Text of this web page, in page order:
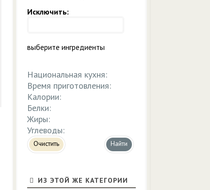
Исключить:
выберите ингредиенты
Национальная кухня:
Время приготовления:
Калории:
Белки:
Жиры:
Углеводы:
Очистить
ИЗ ЭТОЙ ЖЕ КАТЕГОРИИ